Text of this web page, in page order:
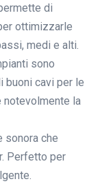
di
ottimizzarle
medi e alti.
sono
buoni cavi per le
notevolmente la
sonora che
Perfetto per